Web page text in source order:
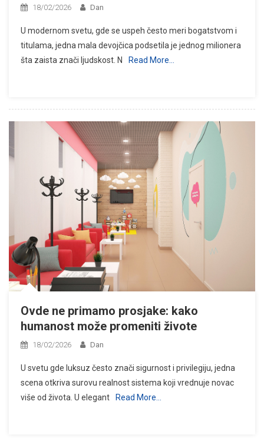
18/02/2026 Dan
U modernom svetu, gde se uspeh često meri bogatstvom i
titulama, jedna mala devojčica podsetila je jednog milionera
šta zaista znači ljudskost. N
Read More…
Ovde ne primamo prosjake: kako
humanost može promeniti živote
18/02/2026 Dan
U svetu gde luksuz često znači sigurnost i privilegiju, jedna
scena otkriva surovu realnost sistema koji vrednuje novac
više od života. U elegant
Read More…